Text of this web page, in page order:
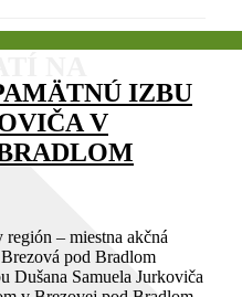
IZBU
V
– miestna akčná
pod Bradlom
Dušana Samuela Jurkoviča